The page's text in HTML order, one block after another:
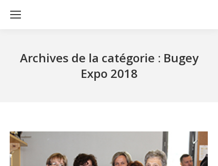
Archives de la catégorie : Bugey
Expo 2018